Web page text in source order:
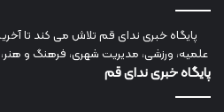
پایگاه خبری ندای قم تلاش می کند تا
علمیه، ورزشی، مدیریت شهری، فرهنگ و هنر،
پایگاه خبری ندای قم